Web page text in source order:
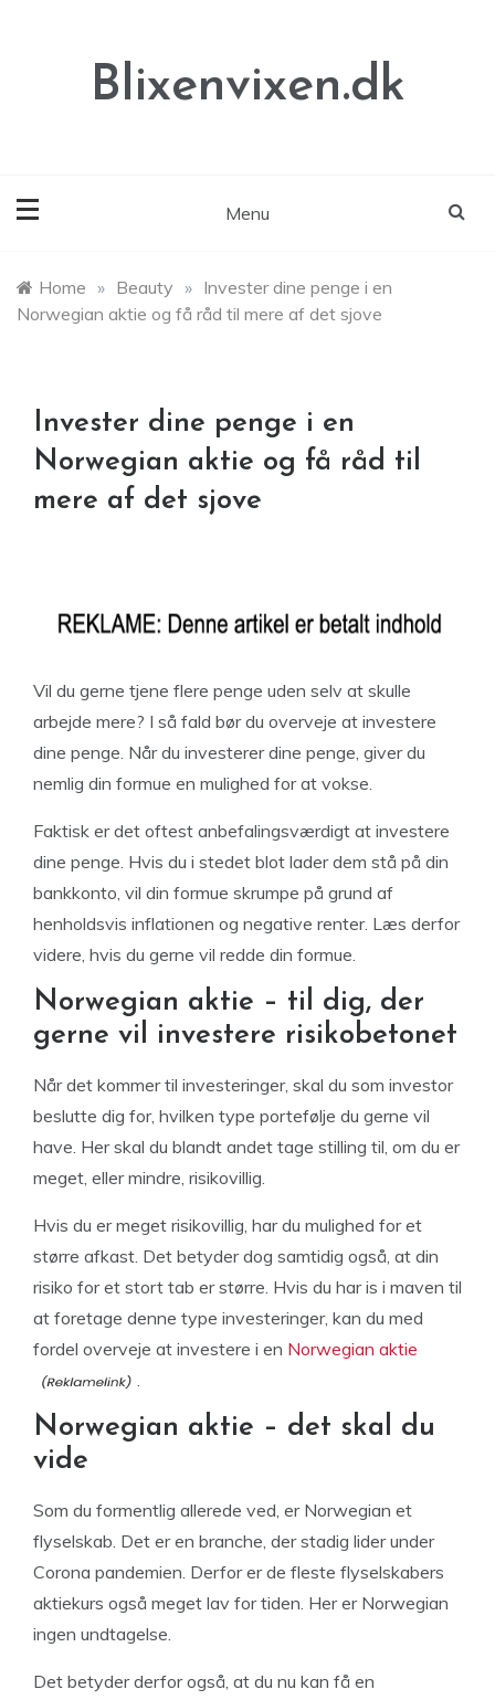
Blixenvixen.dk
Menu
Home » Beauty » Invester dine penge i en
Norwegian aktie og få råd til mere af det sjove
Invester dine penge i en
Norwegian aktie og få råd til
mere af det sjove
Vil du gerne tjene flere penge uden selv at skulle
arbejde mere? I så fald bør du overveje at investere
dine penge. Når du investerer dine penge, giver du
nemlig din formue en mulighed for at vokse.
Faktisk er det oftest anbefalingsværdigt at investere
dine penge. Hvis du i stedet blot lader dem stå på din
bankkonto, vil din formue skrumpe på grund af
henholdsvis inflationen og negative renter. Læs derfor
videre, hvis du gerne vil redde din formue.
Norwegian aktie – til dig, der
gerne vil investere risikobetonet
Når det kommer til investeringer, skal du som investor
beslutte dig for, hvilken type portefølje du gerne vil
have. Her skal du blandt andet tage stilling til, om du er
meget, eller mindre, risikovillig.
Hvis du er meget risikovillig, har du mulighed for et
større afkast. Det betyder dog samtidig også, at din
risiko for et stort tab er større. Hvis du har is i maven til
at foretage denne type investeringer, kan du med
fordel overveje at investere i en Norwegian aktie
.
Norwegian aktie – det skal du
vide
Som du formentlig allerede ved, er Norwegian et
flyselskab. Det er en branche, der stadig lider under
Corona pandemien. Derfor er de fleste flyselskabers
aktiekurs også meget lav for tiden. Her er Norwegian
ingen undtagelse.
Det betyder derfor også, at du nu kan få en